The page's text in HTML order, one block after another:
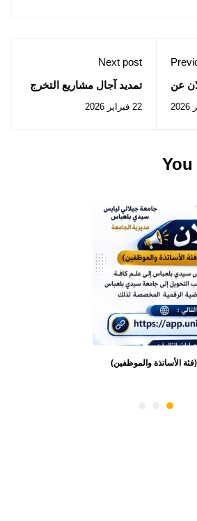
عن
/2026
Next post
تمديد آجال مشاريع التخرج
رقم 1275 المعدل و المتمم
22 فبراير 2026
الأساتذة والموظفين)